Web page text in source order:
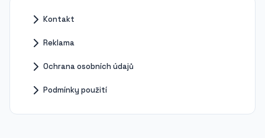
Kontakt
Reklama
Ochrana osobních údajů
Podmínky použití